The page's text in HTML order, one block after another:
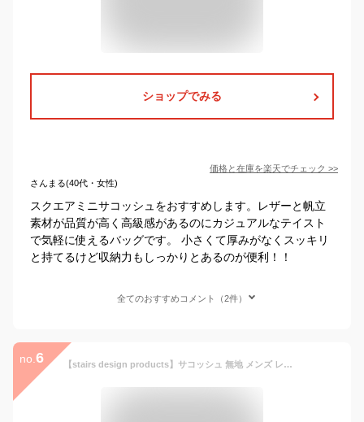
ショップでみる
価格と在庫を楽天でチェック >>
さんまる(40代・女性)
スクエアミニサコッシュをおすすめします。レザーと帆立
素材が品質が高く高級感があるのにカジュアルなテイスト
で気軽に使えるバッグです。 小さくて厚みがなくスッキリ
と持てるけど収納力もしっかりとあるのが便利！！
全てのおすすめコメント（2件）
no. 6 【stairs design products】サコッシュ 無地 メンズ レディース レザー 日本製 カジュアル ブランド